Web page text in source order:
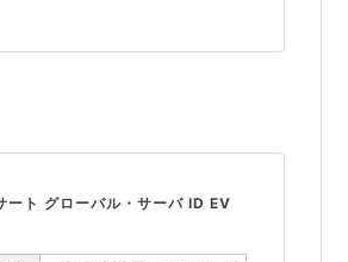
ート グローバル・サーバ ID EV